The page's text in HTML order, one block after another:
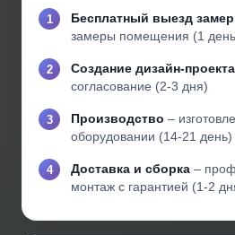
Бесплатный выезд
замеры помещения (1
Создание дизайн-проекта
согласование (2-3 дня)
Производство –
оборудовании (14-21 день)
Доставка и сборка –
монтаж с гарантией (1-2